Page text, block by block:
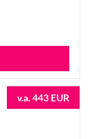
v.a. 443 EUR